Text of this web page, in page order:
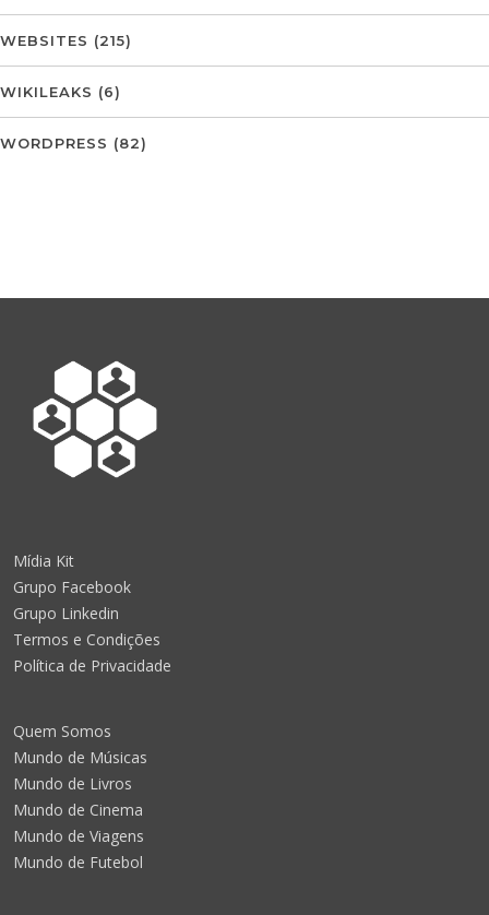
WEBSITES (215)
WIKILEAKS (6)
WORDPRESS (82)
Mídia Kit
Grupo Facebook
Grupo Linkedin
Termos e Condições
Política de Privacidade
Quem Somos
Mundo de Músicas
Mundo de Livros
Mundo de Cinema
Mundo de Viagens
Mundo de Futebol